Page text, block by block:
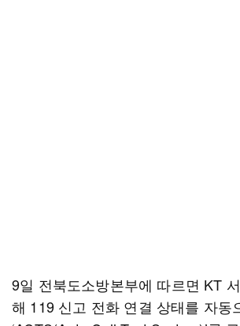
9일 전북도소방본부에 따르면 KT
해 119 신고 전화 연결 상태를 자동